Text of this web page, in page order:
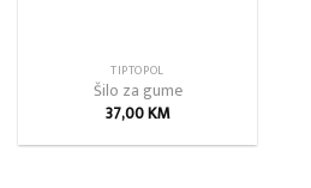
TIPTOPOL
Šilo za gume
37,00KM